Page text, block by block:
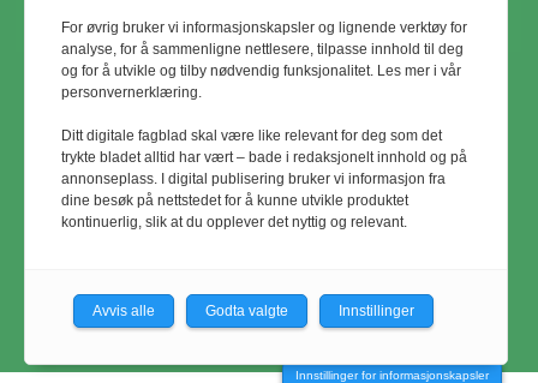
© Utemiljø24 & Idrettsanlegg 2024
Materialet er vernet etter åndsverkloven.
Uten uttrykkelig samtykke er
eksemplarfremstilling bare tillatt når det er
Innstillinger for informasjonskapsler
For øvrig bruker vi informasjonskapsler og lignende verktøy for
analyse, for å sammenligne nettlesere, tilpasse innhold til deg
og for å utvikle og tilby nødvendig funksjonalitet. Les mer i vår
personvernerklæring.
Ditt digitale fagblad skal være like relevant for deg som det
trykte bladet alltid har vært – bade i redaksjonelt innhold og på
annonseplass. I digital publisering bruker vi informasjon fra
dine besøk på nettstedet for å kunne utvikle produktet
kontinuerlig, slik at du opplever det nyttig og relevant.
Avvis alle Godta valgte Innstillinger